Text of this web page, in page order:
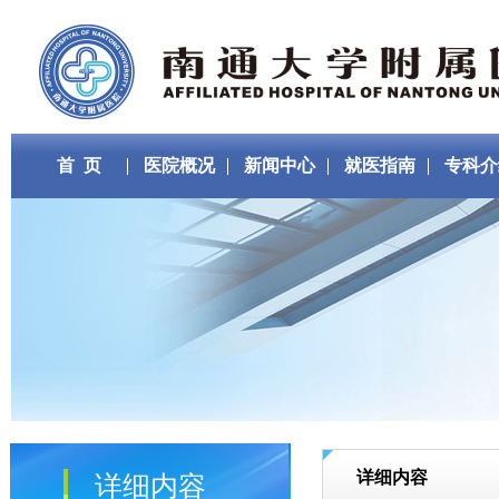
首 页 医院概况 新闻中心 就医指南 专科
详细内容 详细内容